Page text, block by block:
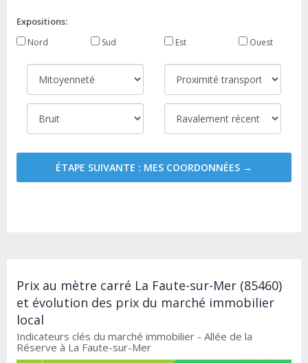
Expositions:
Nord Sud Est Ouest
ÉTAPE SUIVANTE : MES COORDONNÉES →
Prix au mètre carré La Faute-sur-Mer (85460)
et évolution des prix du marché immobilier
local
Indicateurs clés du marché immobilier - Allée de la
Réserve à La Faute-sur-Mer